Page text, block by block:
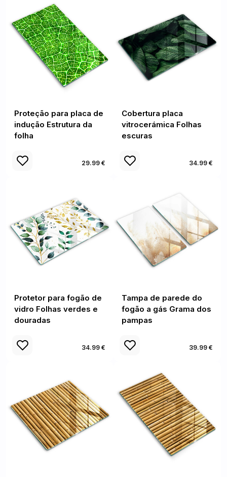
Proteção para placa de
indução Estrutura da
folha
29.99 €
Cobertura placa
vitrocerámica Folhas
escuras
34.99 €
Protetor para fogão de
vidro Folhas verdes e
douradas
34.99 €
Tampa de parede do
fogão a gás Grama dos
pampas
39.99 €